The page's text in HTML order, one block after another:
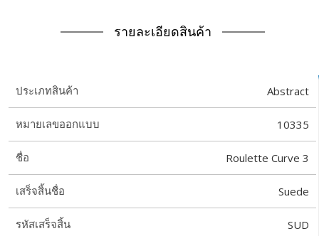
รายละเอียดสินค้า
ประเภทสินค้า Abstract
หมายเลขออกแบบ 10335
ชื่อ Roulette Curve 3
เสร็จสิ้นชื่อ Suede
รหัสเสร็จสิ้น SUD